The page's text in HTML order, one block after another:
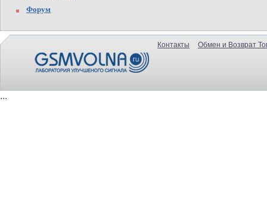
Форум
Контакты Обмен и Возврат
...